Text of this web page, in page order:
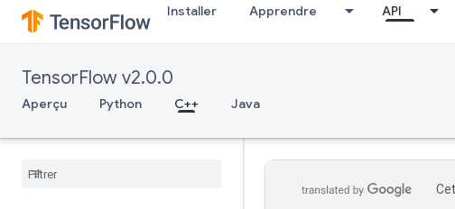
Installer Apprendre API
TensorFlow v2.0.0
Aperçu Python C++ Java
tensorflow::ops::Igammac
tensorflow::ops::Inv
tensorflow::ops::IsFinite
tensorflow